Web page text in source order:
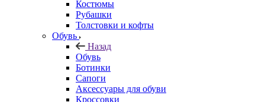
Костюмы
Рубашки
Толстовки и кофты
Обувь
Назад
Обувь
Ботинки
Сапоги
Аксессуары для обуви
Кроссовки